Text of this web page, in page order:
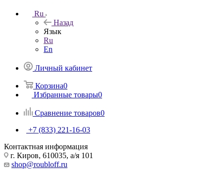
Ru
Назад
Язык
Ru
En
Личный кабинет
Корзина0
Избранные товары0
Сравнение товаров0
+7 (833) 221-16-03
Контактная информация
г. Киров, 610035, а/я 101
shop@roubloff.ru